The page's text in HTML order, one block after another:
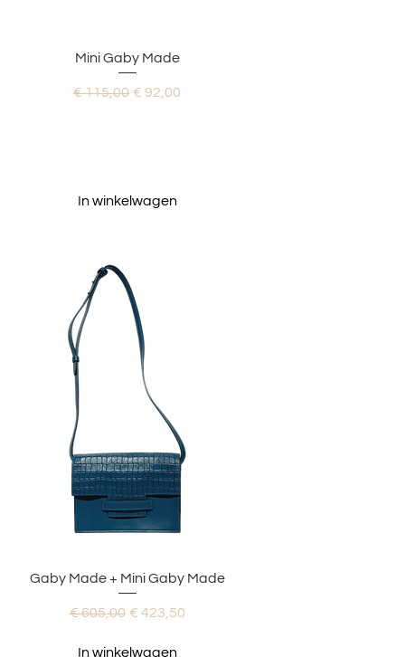
Snel overzicht
Mini Gaby Made
Normale prijs
€ 115,00 Verkoopprijs
€ 92,00
In winkelwagen
Snel overzicht
Gaby Made + Mini Gaby Made
Normale prijs
€ 605,00 Verkoopprijs
€ 423,50
In winkelwagen